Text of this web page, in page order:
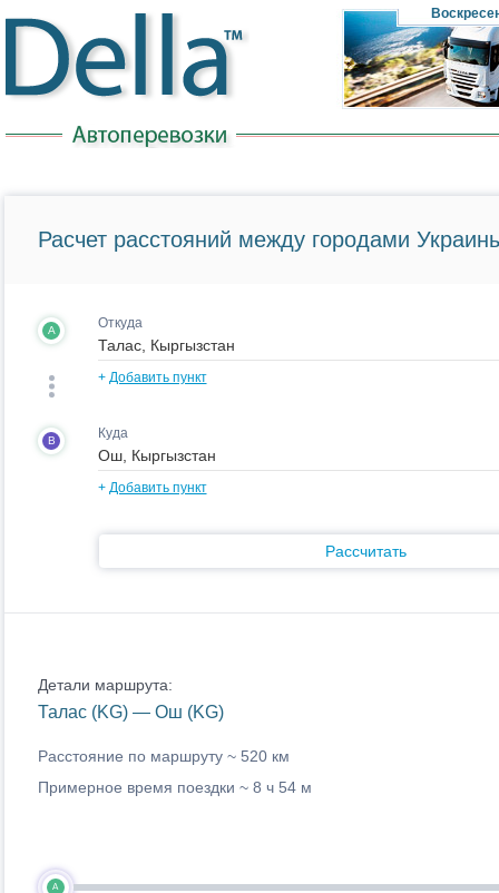
Расчет расстояний между городами
A Откуда
+ Добавить пункт
B Куда
+ Добавить пункт
Рассчитать
Детали маршрута:
Талас (KG) — Ош (KG)
Расстояние по маршруту ~ 520 км
Примерное время поездки ~ 8 ч 54 м
A